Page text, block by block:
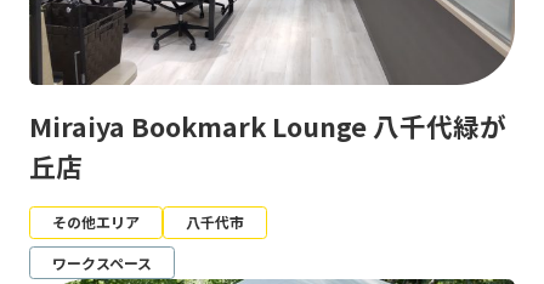
Miraiya Bookmark Lounge 八千代緑が
丘店
その他エリア
八千代市
ワークスペース